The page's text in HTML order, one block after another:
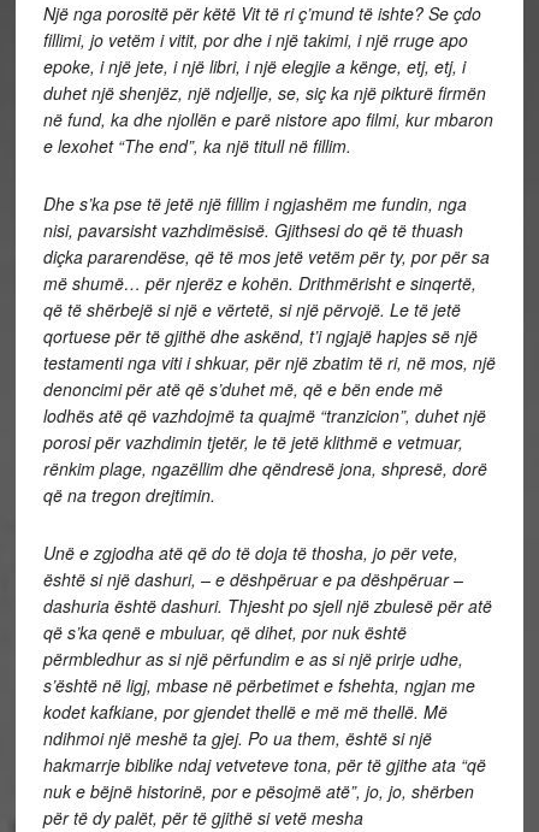
Një nga porositë për këtë Vit të ri ç’mund të ishte? Se çdo
fillimi, jo vetëm i vitit, por dhe i një takimi, i një rruge apo
epoke, i një jete, i një libri, i një elegjie a kënge, etj, etj, i
duhet një shenjëz, një ndjellje, se, siç ka një pikturë firmën
në fund, ka dhe njollën e parë nistore apo filmi, kur mbaron
e lexohet “The end”, ka një titull në fillim.
Dhe s’ka pse të jetë një fillim i ngjashëm me fundin, nga
nisi, pavarsisht vazhdimësisë. Gjithsesi do që të thuash
diçka pararendëse, që të mos jetë vetëm për ty, por për sa
më shumë… për njerëz e kohën. Drithmërisht e sinqertë,
që të shërbejë si një e vërtetë, si një përvojë. Le të jetë
qortuese për të gjithë dhe askënd, t’i ngjajë hapjes së një
testamenti nga viti i shkuar, për një zbatim të ri, në mos, një
denoncimi për atë që s’duhet më, që e bën ende më
lodhës atë që vazhdojmë ta quajmë “tranzicion”, duhet një
porosi për vazhdimin tjetër, le të jetë klithmë e vetmuar,
rënkim plage, ngazëllim dhe qëndresë jona, shpresë, dorë
që na tregon drejtimin.
Unë e zgjodha atë që do të doja të thosha, jo për vete,
është si një dashuri, – e dëshpëruar e pa dëshpëruar –
dashuria është dashuri. Thjesht po sjell një zbulesë për atë
që s’ka qenë e mbuluar, që dihet, por nuk është
përmbledhur as si një përfundim e as si një prirje udhe,
s’është në ligj, mbase në përbetimet e fshehta, ngjan me
kodet kafkiane, por gjendet thellë e më më thellë. Më
ndihmoi një meshë ta gjej. Po ua them, është si një
hakmarrje biblike ndaj vetveteve tona, për të gjithe ata “që
nuk e bëjnë historinë, por e pësojmë atë”, jo, jo, shërben
për të dy palët, për të gjithë si vetë mesha